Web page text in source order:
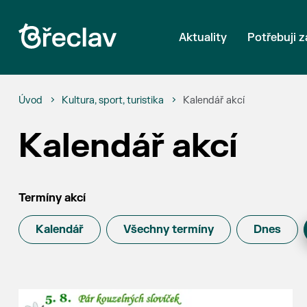
Aktuality Potřebuji
Úvod Kultura, sport, turistika Kalendář akcí
Kalendář akcí
Termíny akcí
Kalendář Všechny termíny Dnes